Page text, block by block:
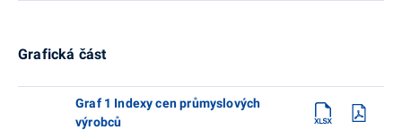
Grafická část
Graf 1 Indexy cen průmyslových
výrobců